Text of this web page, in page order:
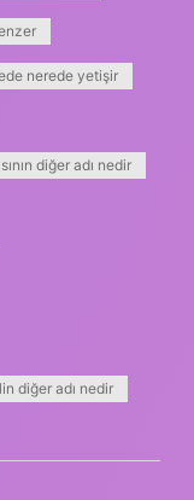
nerede yetişir
diğer adı nedir
diğer adı nedir